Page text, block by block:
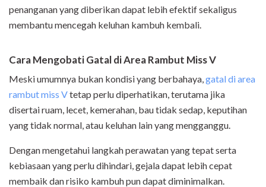
penanganan yang diberikan dapat lebih efektif sekaligus
membantu mencegah keluhan kambuh kembali.
Cara Mengobati Gatal di Area Rambut Miss V
Meski umumnya bukan kondisi yang berbahaya, gatal di area
rambut miss Vtetap perlu diperhatikan, terutama jika
disertai ruam, lecet, kemerahan, bau tidak sedap, keputihan
yang tidak normal, atau keluhan lain yang mengganggu.
Dengan mengetahui langkah perawatan yang tepat serta
kebiasaan yang perlu dihindari, gejala dapat lebih cepat
membaik dan risiko kambuh pun dapat diminimalkan.